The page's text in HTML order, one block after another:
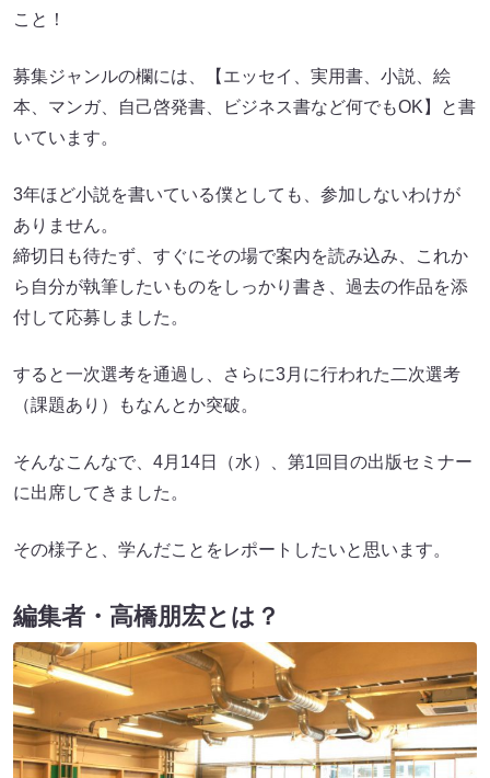
こと！
募集ジャンルの欄には、【エッセイ、実用書、小説、絵
本、マンガ、自己啓発書、ビジネス書など何でもOK】と書
いています。
3年ほど小説を書いている僕としても、参加しないわけが
ありません。
締切日も待たず、すぐにその場で案内を読み込み、これか
ら自分が執筆したいものをしっかり書き、過去の作品を添
付して応募しました。
すると一次選考を通過し、さらに3月に行われた二次選考
（課題あり）もなんとか突破。
そんなこんなで、4月14日（水）、第1回目の出版セミナー
に出席してきました。
その様子と、学んだことをレポートしたいと思います。
編集者・高橋朋宏とは？